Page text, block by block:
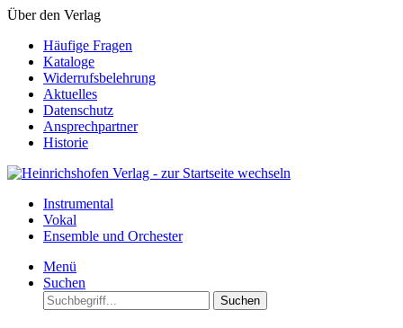
Über den Verlag
Häufige Fragen
Kataloge
Widerrufsbelehrung
Aktuelles
Datenschutz
Ansprechpartner
Historie
Instrumental
Vokal
Ensemble und Orchester
Menü
Suchen
Suchen